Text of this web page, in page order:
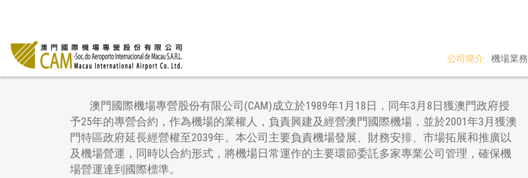
公司簡介 機場業務
澳門國際機場專營股份有限公司(CAM)成立於1989年1月18日，同年3月8日獲澳門政府授
予25年的專營合約，作為機場的業權人，負責興建及經營澳門國際機場，並於2001年3月獲澳
門特區政府延長經營權至2039年。本公司主要負責機場發展、財務安排、市場拓展和推廣以
及機場營運，同時以合約形式，將機場日常運作的主要環節委託多家專業公司管理，確保機
場營運達到國際標準。